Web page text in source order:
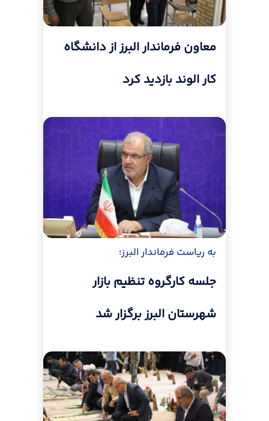
معاون فرماندار البرز از دانشگاه
کار الوند بازدید کرد
به ریاست فرماندار البرز؛
جلسه کارگروه تنظیم بازار
شهرستان البرز برگزار شد